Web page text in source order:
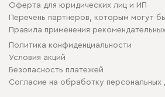
Оферта для юридических лиц и ИП
Перечень партнеров, которым могут
Правила применения
Политика конфиденциальности
Условия акций
Безопасность платежей
Cогласие на обработку персональных